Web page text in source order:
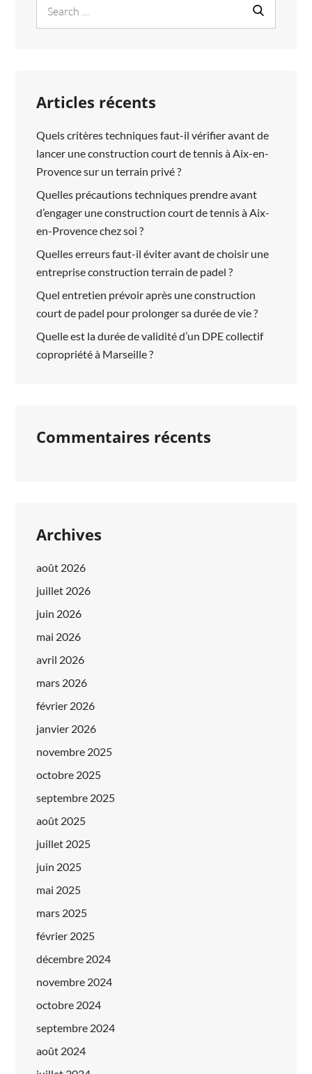
for:
Articles récents
Quels critères techniques faut-il vérifier avant de
lancer une construction court de tennis à Aix-en-
Provence sur un terrain privé ?
Quelles précautions techniques prendre avant
d’engager une construction court de tennis à Aix-
en-Provence chez soi ?
Quelles erreurs faut-il éviter avant de choisir une
entreprise construction terrain de padel ?
Quel entretien prévoir après une construction
court de padel pour prolonger sa durée de vie ?
Quelle est la durée de validité d’un DPE collectif
copropriété à Marseille ?
Commentaires récents
Archives
août 2026
juillet 2026
juin 2026
mai 2026
avril 2026
mars 2026
février 2026
janvier 2026
novembre 2025
octobre 2025
septembre 2025
août 2025
juillet 2025
juin 2025
mai 2025
mars 2025
février 2025
décembre 2024
novembre 2024
octobre 2024
septembre 2024
août 2024